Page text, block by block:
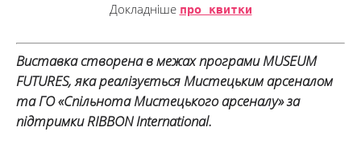
Докладніше про квитки
Виставка створена в межах програми MUSEUM
FUTURES, яка реалізується Мистецьким арсеналом
та ГО «Спільнота Мистецького арсеналу» за
підтримки RIBBON International.